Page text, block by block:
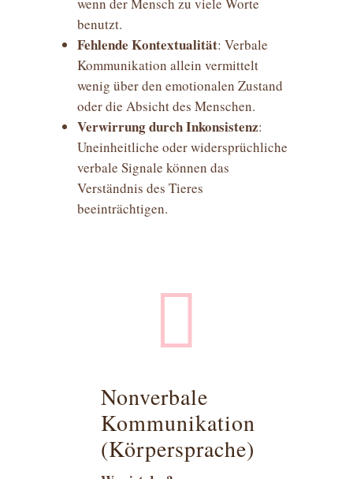
benutzt.
Fehlende Kontextualität: Verbale
Kommunikation allein vermittelt
wenig über den emotionalen Zustand
oder die Absicht des Menschen.
Verwirrung durch Inkonsistenz:
Uneinheitliche oder widersprüchliche
verbale Signale können das
Verständnis des Tieres
beeinträchtigen.

Nonverbale
Kommunikation
(Körpersprache)